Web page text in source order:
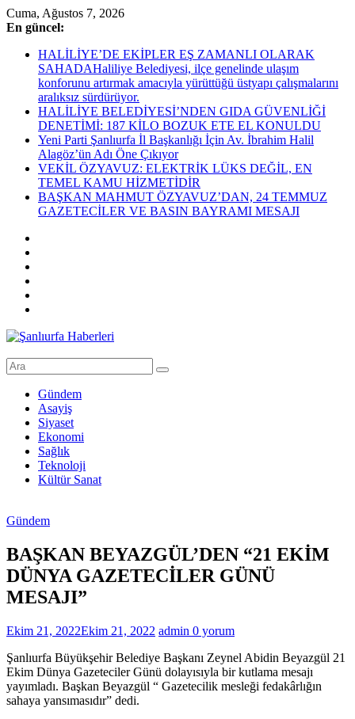
Skip
to
Cuma, Ağustos 7, 2026
En güncel:
HALİLİYE’DE EKİPLER EŞ ZAMANLI OLARAK
SAHADAHaliliye Belediyesi, ilçe genelinde ulaşım
konforunu artırmak amacıyla yürüttüğü üstyapı çalışmalarını
aralıksız sürdürüyor.
HALİLİYE BELEDİYESİ’NDEN GIDA GÜVENLİĞİ
DENETİMİ: 187 KİLO BOZUK ETE EL KONULDU
Yeni Parti Şanlıurfa İl Başkanlığı İçin Av. İbrahim Halil
Alagöz’ün Adı Öne Çıkıyor
VEKİL ÖZYAVUZ: ELEKTRİK LÜKS DEĞİL, EN
TEMEL KAMU HİZMETİDİR
BAŞKAN MAHMUT ÖZYAVUZ’DAN, 24 TEMMUZ
GAZETECİLER VE BASIN BAYRAMI MESAJI
Şanlıurfa
Dakika
Şanlıurfa
Haberleri
Gündem
Asayiş
Siyaset
Ekonomi
Sağlık
Teknoloji
Kültür Sanat
Gündem
BAŞKAN BEYAZGÜL’DEN “21 EKİM
DÜNYA GAZETECİLER GÜNÜ
MESAJI”
Ekim 21, 2022Ekim 21, 2022 admin 0 yorum
Şanlıurfa Büyükşehir Belediye Başkanı Zeynel Abidin Beyazgül 21
Ekim Dünya Gazeteciler Günü dolayısıyla bir kutlama mesajı
yayımladı. Başkan Beyazgül “ Gazetecilik mesleği fedakârlığın
sahaya yansımasıdır” dedi.